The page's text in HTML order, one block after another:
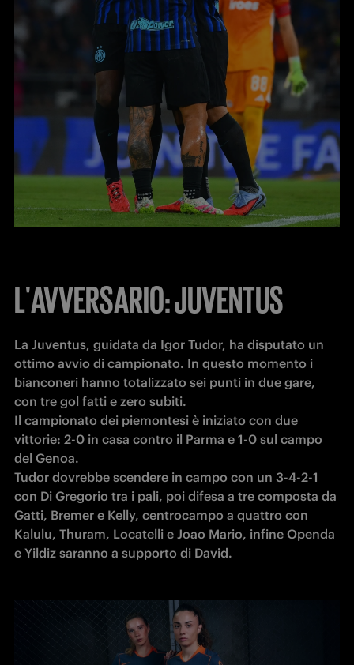
L'AVVERSARIO: JUVENTUS
La Juventus, guidata da Igor Tudor, ha disputato un
ottimo avvio di campionato. In questo momento i
bianconeri hanno totalizzato sei punti in due gare,
con tre gol fatti e zero subiti.
Il campionato dei piemontesi è iniziato con due
vittorie: 2-0 in casa contro il Parma e 1-0 sul campo
del Genoa.
Tudor dovrebbe scendere in campo con un 3-4-2-1
con Di Gregorio tra i pali, poi difesa a tre composta da
Gatti, Bremer e Kelly, centrocampo a quattro con
Kalulu, Thuram, Locatelli e Joao Mario, infine Openda
e Yildiz saranno a supporto di David.